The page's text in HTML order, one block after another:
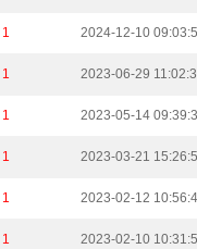
1 2024-12-10
1 2023-06-29
1 2023-05-14
1 2023-03-21
1 2023-02-12
1 2023-02-10